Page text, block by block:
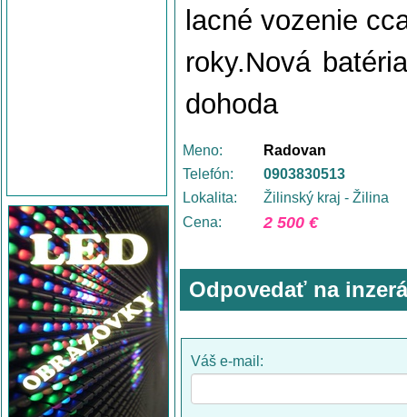
lacné vozenie
roky.Nová
dohoda
Meno:
Radovan
Telefón:
0903830513
Lokalita:
Žilinský kraj - Žilina
Cena:
2 500 €
Odpovedať na
Váš e-mail: